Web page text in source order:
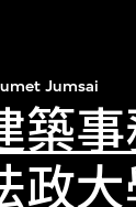
Jumsai
築
政